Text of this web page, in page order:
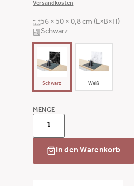
Versandkosten
56 × 50 × 0,8 cm (L×B×H)
Schwarz
Schwarz Weiß
MENGE
In den Warenkorb